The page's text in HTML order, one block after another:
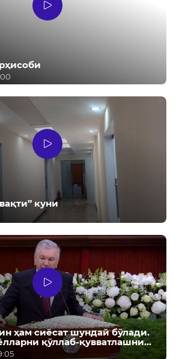
куни
ҳам сиёсат шундай бўлади.
қўллаб-қувватлашни
- Ш.М. Мирзиёев